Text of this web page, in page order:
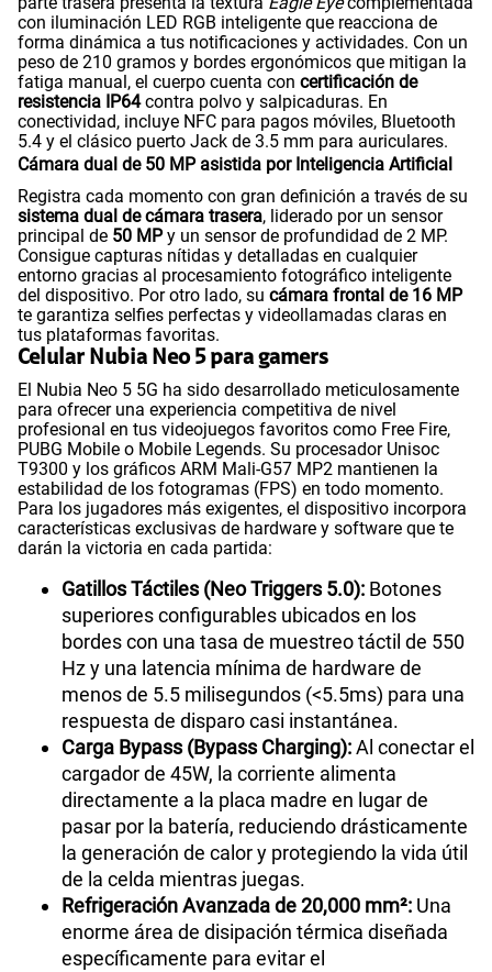
con iluminación LED RGB inteligente que reacciona de
forma dinámica a tus notificaciones y actividades. Con un
peso de 210 gramos y bordes ergonómicos que mitigan la
fatiga manual, el cuerpo cuenta con certificación de
resistencia IP64contra polvo y salpicaduras. En
conectividad, incluye NFC para pagos móviles, Bluetooth
5.4 y el clásico puerto Jack de 3.5 mm para auriculares.
Cámara dual de 50 MP asistida por Inteligencia Artificial
Registra cada momento con gran definición a través de su
sistema dual de cámara trasera, liderado por un sensor
principal de 50 MPy un sensor de profundidad de 2 MP.
Consigue capturas nítidas y detalladas en cualquier
entorno gracias al procesamiento fotográfico inteligente
del dispositivo. Por otro lado, su cámara frontal de 16 MP
te garantiza selfies perfectas y videollamadas claras en
tus plataformas favoritas.
Celular Nubia Neo 5 para gamers
El Nubia Neo 5 5G ha sido desarrollado meticulosamente
para ofrecer una experiencia competitiva de nivel
profesional en tus videojuegos favoritos como Free Fire,
PUBG Mobile o Mobile Legends. Su procesador Unisoc
T9300 y los gráficos ARM Mali-G57 MP2 mantienen la
estabilidad de los fotogramas (FPS) en todo momento.
Para los jugadores más exigentes, el dispositivo incorpora
características exclusivas de hardware y software que te
darán la victoria en cada partida:
Gatillos Táctiles (Neo Triggers 5.0): Botones
superiores configurables ubicados en los
bordes con una tasa de muestreo táctil de 550
Hz y una latencia mínima de hardware de
menos de 5.5 milisegundos (<5.5ms) para una
respuesta de disparo casi instantánea.
Carga Bypass (Bypass Charging):Al conectar el
cargador de 45W, la corriente alimenta
directamente a la placa madre en lugar de
pasar por la batería, reduciendo drásticamente
la generación de calor y protegiendo la vida útil
de la celda mientras juegas.
Refrigeración Avanzada de 20,000 mm²: Una
enorme área de disipación térmica diseñada
específicamente para evitar el